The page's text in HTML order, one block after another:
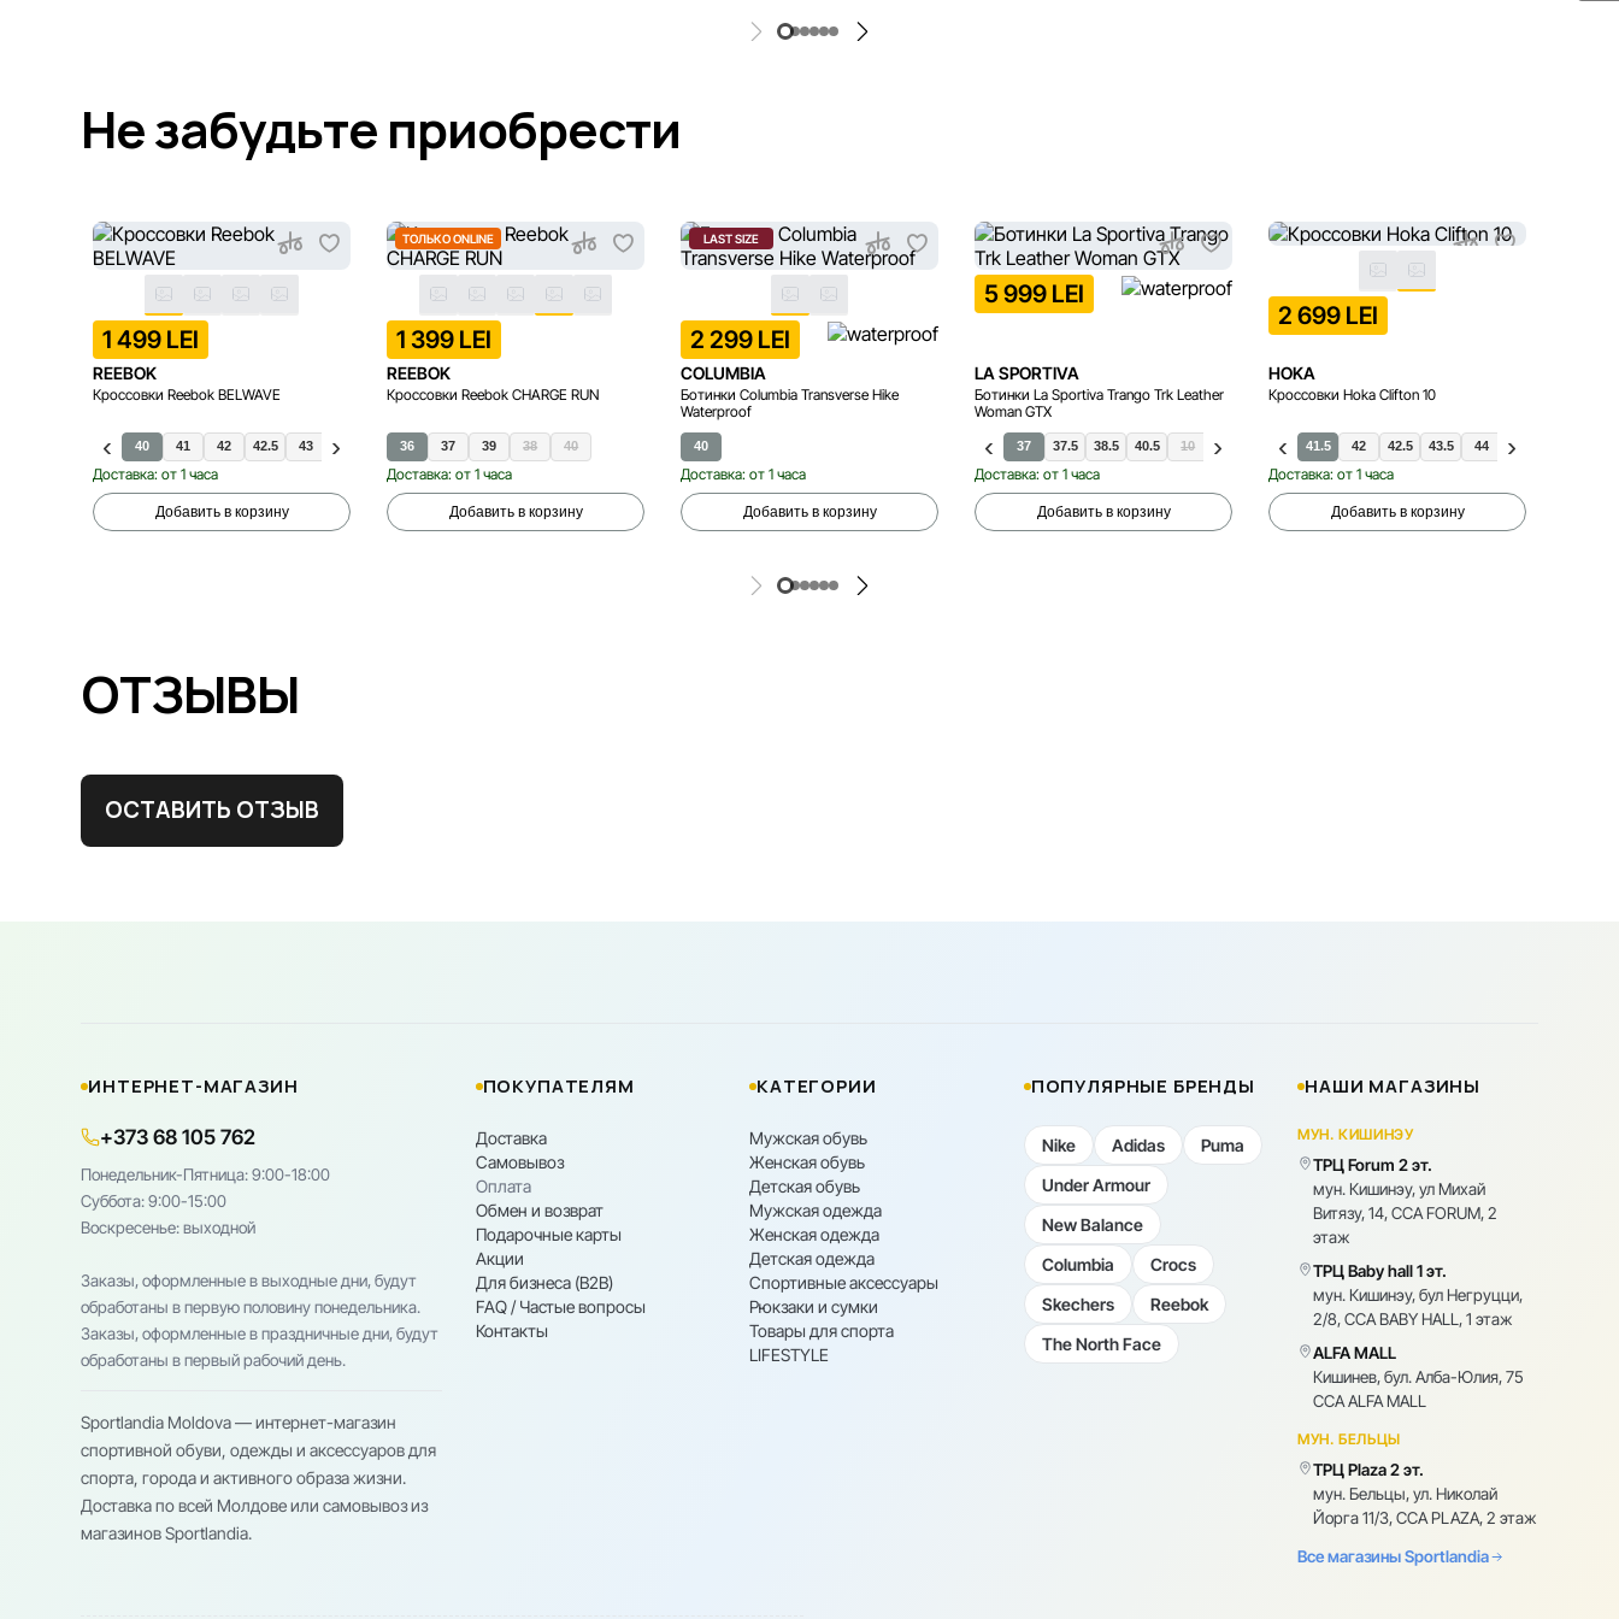
Не забудьте приобрести
1 499 LEI
REEBOK
Кроссовки Reebok BELWAVE
40 41 42 42.5 43
Доставка: от 1 часа
Добавить в корзину
ТОЛЬКО ONLINE
1 399 LEI
REEBOK
Кроссовки Reebok CHARGE RUN
36 37 39 38 40
Доставка: от 1 часа
Добавить в корзину
LAST SIZE
2 299 LEI
COLUMBIA
Ботинки Columbia Transverse Hike
Waterproof
40
Доставка: от 1 часа
Добавить в корзину
5 999 LEI
LA SPORTIVA
Ботинки La Sportiva Trango Trk Leather
Woman GTX
37 37.5 38.5 40.5 10 39.5 40
Доставка: от 1 часа
Добавить в корзину
2 699 LEI
HOKA
Кроссовки Hoka Clifton 10
41.5 42 42.5 43.5 44 44.5
Доставка: от 1 часа
Добавить в корзину
ОТЗЫВЫ
ОСТАВИТЬ ОТЗЫВ
ИНТЕРНЕТ-МАГАЗИН
+373 68 105 762
Понедельник-Пятница: 9:00-18:00
Cуббота: 9:00-15:00
Воскресенье: выходной
Заказы, оформленные в выходные дни, будут
обработаны в первую половину понедельника.
Заказы, оформленные в праздничные дни, будут
обработаны в первый рабочий день.
Sportlandia Moldova — интернет-магазин
спортивной обуви, одежды и аксессуаров для
спорта, города и активного образа жизни.
Доставка по всей Молдове или самовывоз из
магазинов Sportlandia.
ПОКУПАТЕЛЯМ
Доставка
Самовывоз
Оплата
Обмен и возврат
Подарочные карты
Акции
Для бизнеса (B2B)
FAQ / Частые вопросы
Контакты
КАТЕГОРИИ
Мужская обувь
Женская обувь
Детская обувь
Мужская одежда
Женская одежда
Детская одежда
Спортивные аксессуары
Рюкзаки и сумки
Товары для спорта
LIFESTYLE
ПОПУЛЯРНЫЕ БРЕНДЫ
Nike Adidas
Puma
Under Armour
New Balance
Columbia
Crocs
Skechers
Reebok
The North Face
НАШИ МАГАЗИНЫ
МУН. КИШИНЭУ
ТРЦ Forum 2 эт.
мун. Кишинэу, ул Михай
Витязу, 14, CCA FORUM, 2
этаж
ТРЦ Baby hall 1 эт.
мун. Кишинэу, бул Негруцци,
2/8, CCA BABY HALL, 1 этаж
ALFA MALL
Кишинев, бул. Алба-Юлия, 75
CCA ALFA MALL
МУН. БЕЛЬЦЫ
ТРЦ Plaza 2 эт.
мун. Бельцы, ул. Николай
Йорга 11/3, CCA PLAZA, 2 этаж
Все магазины Sportlandia